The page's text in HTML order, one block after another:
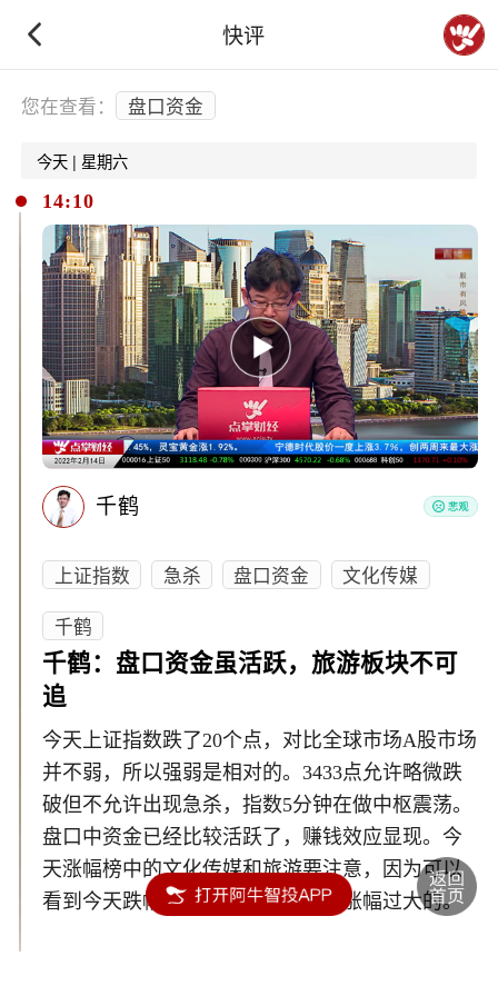
快评
下拉刷新
您在查看： 盘口资金
今天 | 星期六
14:10
千鹤
上证指数 急杀 盘口资金
文化传媒
千鹤
千鹤：盘口资金虽活跃，旅游板块不可
追
今天上证指数跌了20个点，对比全球市场A股市场
并不弱，所以强弱是相对的。3433点允许略微跌
破但不允许出现急杀，指数5分钟在做中枢震荡。
盘口中资金已经比较活跃了，赚钱效应显现。今
天涨幅榜中的文化传媒和旅游要注意，因为可以
看到今天跌幅榜中的品种就是短期涨幅过大的。